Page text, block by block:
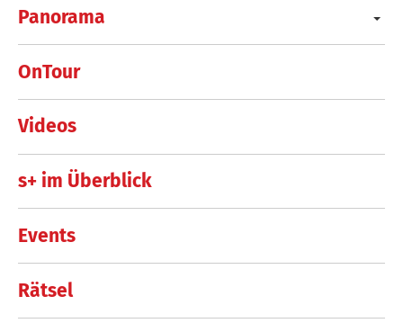
Panorama
OnTour
Videos
s+ im Überblick
Events
Rätsel